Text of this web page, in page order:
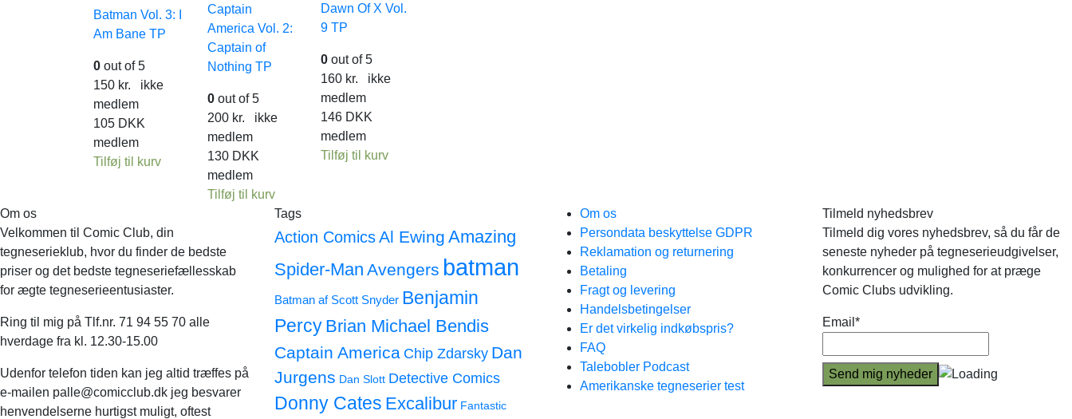
Batman Vol. 3: I
Am Bane TP
0 out of 5
150 kr. ikke
medlem
105 DKK
medlem
Tilføj til kurv
Captain
America Vol. 2:
Captain of
Nothing TP
0out of 5
200 kr. ikke
medlem
130 DKK
medlem
Tilføj til kurv
Dawn Of X Vol.
9 TP
0 out of 5
160 kr. ikke
medlem
146 DKK
medlem
Tilføj til kurv
Om os
Velkommen til Comic Club, din
tegneserieklub, hvor du finder de bedste
priser og det bedste tegneseriefællesskab
for ægte tegneserieentusiaster.
Ring til mig på Tlf.nr. 71 94 55 70 alle
hverdage fra kl. 12.30-15.00
Udenfor telefon tiden kan jeg altid træffes på
e-mailen palle@comicclub.dk jeg besvarer
henvendelserne hurtigst muligt, oftest
Tags
Action Comics Al Ewing Amazing
Spider-Man Avengers batman
Batman af Scott Snyder Benjamin
Percy Brian Michael Bendis
Captain America Chip Zdarsky Dan
Jurgens Dan Slott Detective Comics
Donny Cates Excalibur Fantastic
Om os
Persondata beskyttelse GDPR
Reklamation og returnering
Betaling
Fragt og levering
Handelsbetingelser
Er det virkelig indkøbspris?
FAQ
Talebobler Podcast
Amerikanske tegneserier test
Tilmeld nyhedsbrev
Tilmeld dig vores nyhedsbrev, så du får de
seneste nyheder på tegneserieudgivelser,
konkurrencer og mulighed for at præge
Comic Clubs udvikling.
Email*